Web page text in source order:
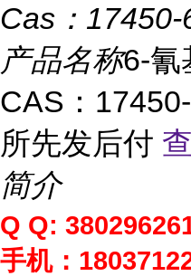
Cas： 17450-
产品名称6-氰
CAS：
所先发后付
简介
Q Q:
手机：